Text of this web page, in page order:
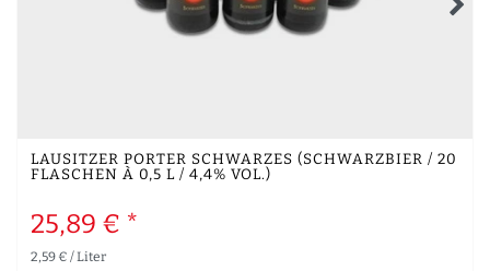
LAUSITZER PORTER SCHWARZES (SCHWARZBIER / 20
FLASCHEN À 0,5 L / 4,4% VOL.)
25,89 € *
2,59 € / Liter